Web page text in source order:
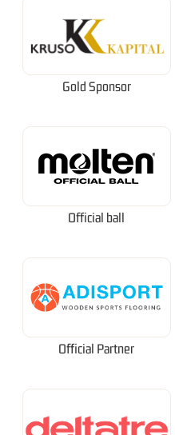
Gold Sponsor
Official ball
Official Partner